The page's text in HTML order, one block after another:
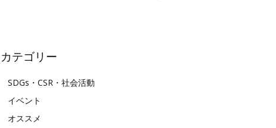
カテゴリー
SDGs・CSR・社会活動
イベント
オススメ